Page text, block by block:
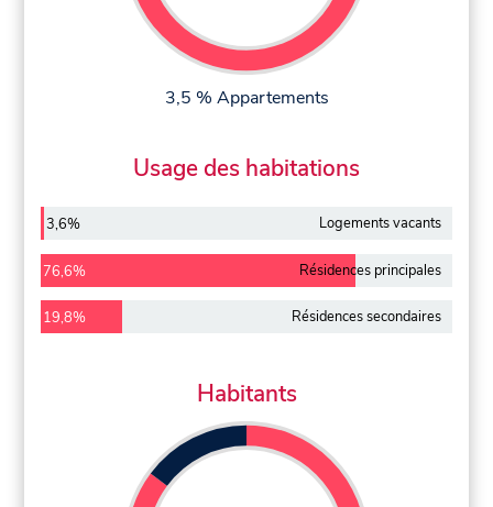
3,5 % Appartements
Usage des habitations
3,6% Logements vacants
76,6% Résidences principales
19,8% Résidences secondaires
Habitants